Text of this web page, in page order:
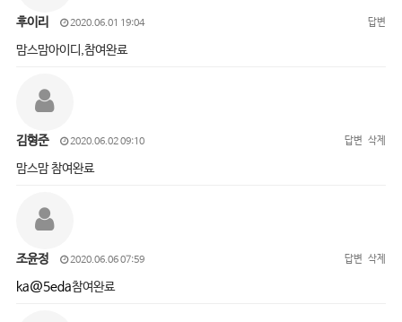
후이리 2020.06.01 19:04 답변
맘스맘아이디,참여완료
김형준 2020.06.02 09:10 답변 삭제
맘스맘 참여완료
조윤정 2020.06.06 07:59 답변 삭제
ka@5eda참여완료